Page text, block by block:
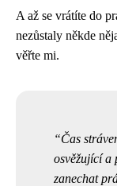
A až se vrátíte do
nezůstaly někde
věřte mi.
Čas
osvěžující a
zanechat